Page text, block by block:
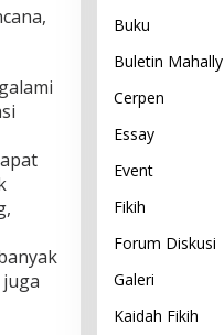
Buku
Buletin Mahally
Cerpen
Essay
Event
Fikih
Forum Diskusi
Galeri
Kaidah Fikih